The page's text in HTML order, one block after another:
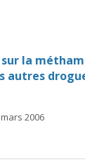
la
autres
2006